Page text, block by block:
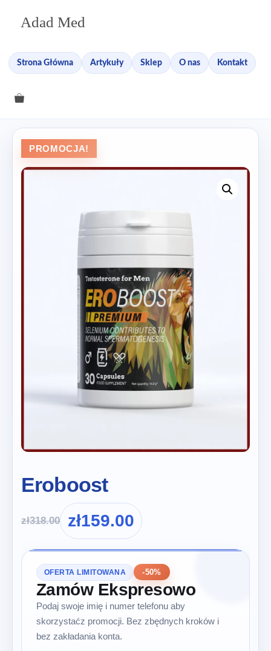
Adad Med
Strona Główna Artykuły Sklep O nas Kontakt
PROMOCJA!
Eroboost
zł318.00 zł159.00
OFERTA LIMITOWANA -50%
Zamów Ekspresowo
Podaj swoje imię i numer telefonu aby
skorzystaćz promocji. Bez zbędnych kroków i
bez zakładania konta.